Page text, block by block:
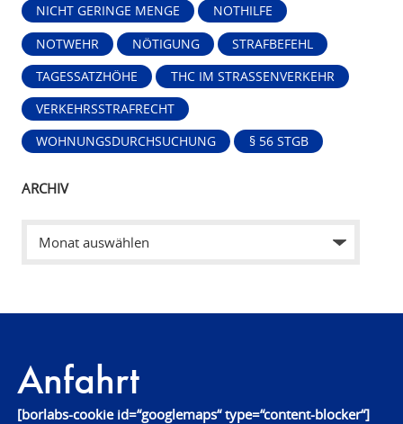
NICHT GERINGE MENGE NOTHILFE
NOTWEHR NÖTIGUNG STRAFBEFEHL
TAGESSATZHÖHE THC IM STRASSENVERKEHR
VERKEHRSSTRAFRECHT
WOHNUNGSDURCHSUCHUNG § 56 STGB
ARCHIV
Anfahrt
[borlabs-cookie id=“googlemaps“ type=“content-blocker“]